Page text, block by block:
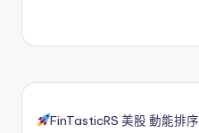
FinTasticRS 美股 動能排序